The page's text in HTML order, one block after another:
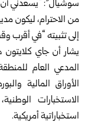
سوشيال”: “يسعدني أن
من الاحترام، ليكون
إلى تثبيته “في أقرب
يشار أن جاي
المدعي العام
الأوراق المالية
استخباراتية أمريكية.